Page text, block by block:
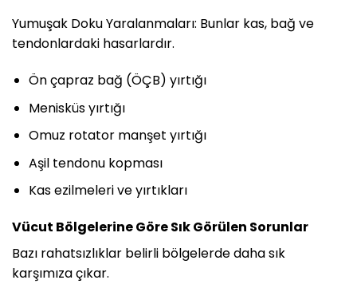
Yumuşak Doku Yaralanmaları: Bunlar kas, bağ ve
tendonlardaki hasarlardır.
Ön çapraz bağ (ÖÇB) yırtığı
Menisküs yırtığı
Omuz rotator manşet yırtığı
Aşil tendonu kopması
Kas ezilmeleri ve yırtıkları
Vücut Bölgelerine Göre Sık Görülen Sorunlar
Bazı rahatsızlıklar belirli bölgelerde daha sık
karşımıza çıkar.